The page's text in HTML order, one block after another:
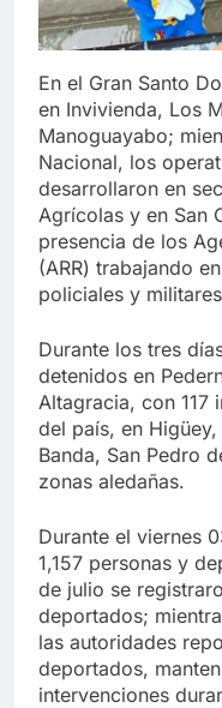
En el Gran Santo
en Invivienda, Los
Manoguayabo;
Nacional, los
desarrollaron en
Agrícolas y en San
presencia de los
(ARR) trabajando
policiales y
Durante los tres
detenidos en
Altagracia, con 117
del país, en
Banda, San Pedro
zonas aledañas.
Durante el viernes
1,157 personas y
de julio se
deportados;
las autoridades
deportados,
intervenciones